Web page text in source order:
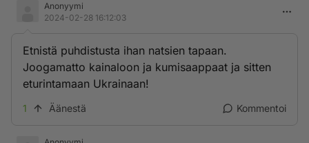
Anonyymi
2024-02-28 16:12:03
Etnistä puhdistusta ihan natsien tapaan.
Joogamatto kainaloon ja kumisaappaat ja sitten
eturintamaan Ukrainaan!
1 Äänestä Kommentoi